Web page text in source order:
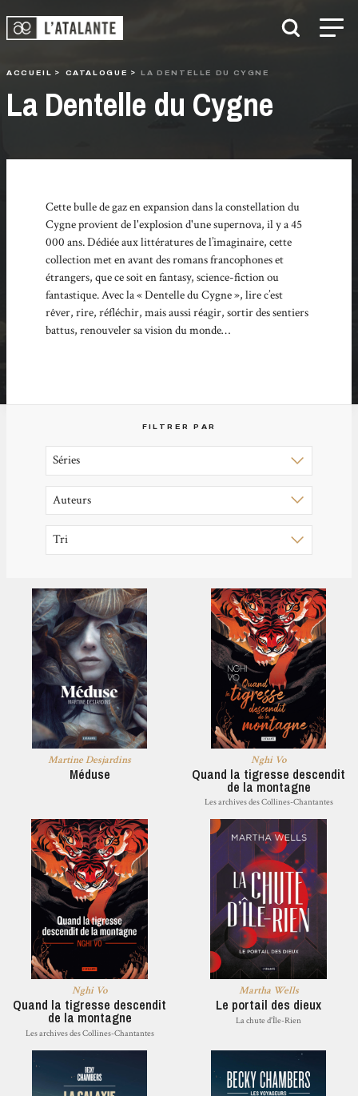
ACCUEIL CATALOGUE LA DENTELLE DU CYGNE
La Dentelle du Cygne
Cette bulle de gaz en expansion dans la constellation du
Cygne provient de l'explosion d'une supernova, il y a 45
000 ans. Dédiée aux littératures de l’imaginaire, cette
collection met en avant des romans francophones et
étrangers, que ce soit en fantasy, science-fiction ou
fantastique. Avec la « Dentelle du Cygne », lire c’est
rêver, rire, réfléchir, mais aussi réagir, sortir des sentiers
battus, renouveler sa vision du monde…
FILTRER PAR
Martine Desjardins
Méduse
Nghi Vo
Quand la tigresse descendit
de la montagne
Les archives des Collines-Chantantes
Nghi Vo
Quand la tigresse descendit
de la montagne
Les archives des Collines-Chantantes
Martha Wells
Le portail des dieux
La chute d'Île-Rien